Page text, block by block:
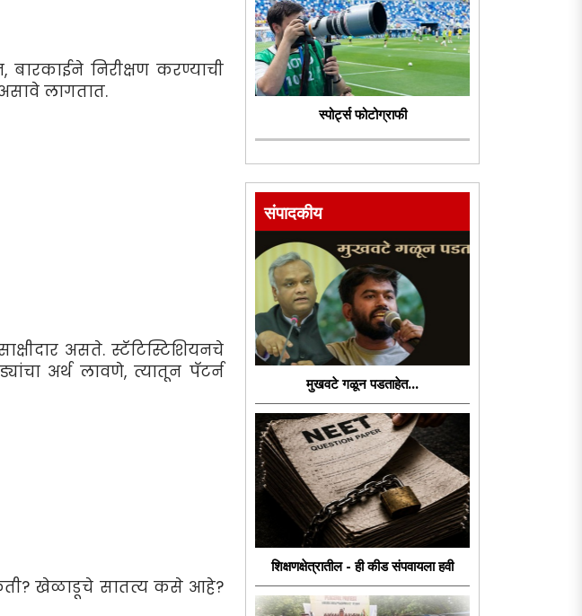
निरीक्षण करण्याची
लागतात.
असते. स्टॅटिस्टिशियनचे
अर्थ लावणे, त्यातून पॅटर्न
खेळाडूचे सातत्य कसे आहे?
स्पोर्ट्स फोटोग्राफी
संपादकीय
मुखवटे गळून पडताहेत...
शिक्षणक्षेत्रातील - ही कीड संपवायला हवी